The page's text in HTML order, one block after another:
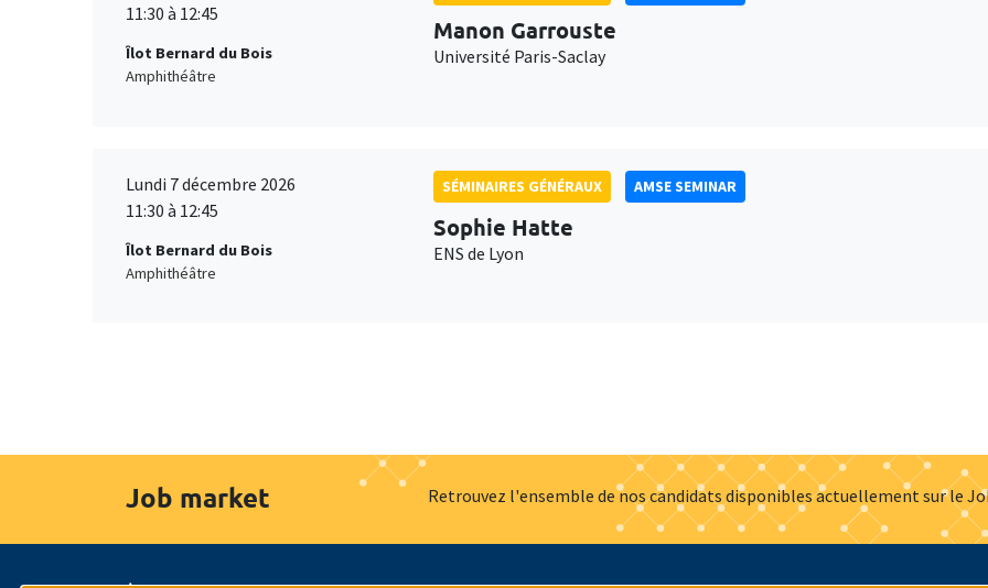
11:30 à 12:45
Îlot Bernard du Bois
Amphithéâtre
Manon Garrouste
Université Paris-Saclay
Lundi 7 décembre 2026
11:30 à 12:45
Îlot Bernard du Bois
Amphithéâtre
SÉMINAIRES GÉNÉRAUX AMSE SEMINAR
Sophie Hatte
ENS de Lyon
Job market Retrouvez l'ensemble de nos candidats disponibles actuellement sur le